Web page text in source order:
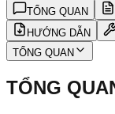
TỔNG QUAN
HƯỚNG DẪN
TỔNG QUAN
TỔNG